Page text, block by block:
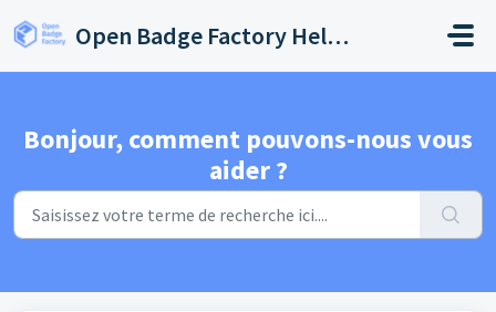
Open Badge Factory Help Center
Bonjour, comment pouvons-nous vous
aider ?